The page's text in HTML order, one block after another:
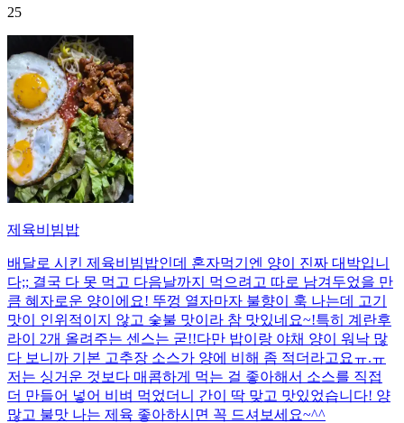
25
제육비빔밥
배달로 시킨 제육비빔밥인데 혼자먹기엔 양이 진짜 대박입니
다;; 결국 다 못 먹고 다음날까지 먹으려고 따로 남겨두었을 만
큼 혜자로운 양이에요! 뚜껑 열자마자 불향이 훅 나는데 고기
맛이 인위적이지 않고 숯불 맛이라 참 맛있네요~!특히 계란후
라이 2개 올려주는 센스는 굳!! ​다만 밥이랑 야채 양이 워낙 많
다 보니까 기본 고추장 소스가 양에 비해 좀 적더라고요ㅠ.ㅠ
저는 싱거운 것보다 매콤하게 먹는 걸 좋아해서 소스를 직접
더 만들어 넣어 비벼 먹었더니 간이 딱 맞고 맛있었습니다! 양
많고 불맛 나는 제육 좋아하시면 꼭 드셔보세요~^^